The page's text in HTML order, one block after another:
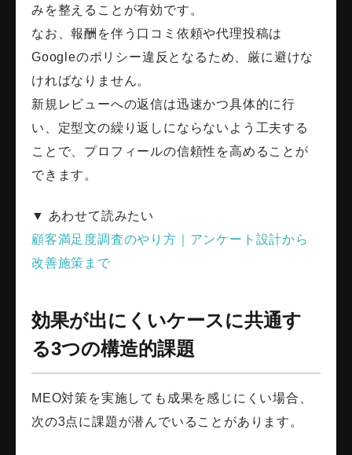
みを整えることが有効です。
なお、報酬を伴う口コミ依頼や代理投稿は
Googleのポリシー違反となるため、厳に避けな
ければなりません。
新規レビューへの返信は迅速かつ具体的に行
い、定型文の繰り返しにならないよう工夫する
ことで、プロフィールの信頼性を高めることが
できます。
▼ あわせて読みたい
顧客満足度調査のやり方｜アンケート設計から
改善施策まで
効果が出にくいケースに共通す
る3つの構造的課題
MEO対策を実施しても成果を感じにくい場合、
次の3点に課題が潜んでいることがあります。